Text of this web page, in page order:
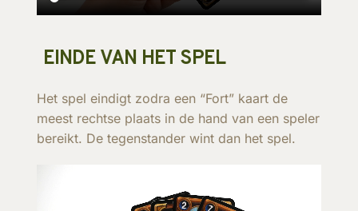
EINDE VAN HET SPEL
Het spel eindigt zodra een “Fort” kaart de
meest rechtse plaats in de hand van een speler
bereikt. De tegenstander wint dan het spel.